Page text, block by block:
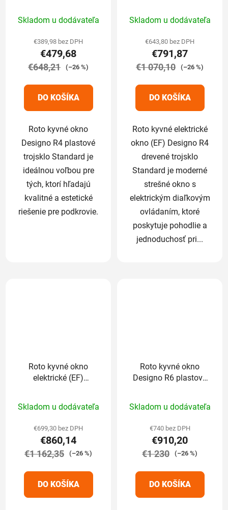
hodnotenie
produktu
je
5,0
5
hviezdičiek.
Skladom u dodávateľa
€389,98 bez DPH
€479,68
€648,21 (–26 %)
DO KOŠÍKA
Roto kyvné okno
Designo R4 plastové
trojsklo Standard je
ideálnou voľbou pre
tých, ktorí hľadajú
kvalitné a estetické
riešenie pre podkrovie.
74/98 cmhodnotenie
produktu
je
5,0
5
hviezdičiek.
Skladom u dodávateľa
€643,80 bez DPH
€791,87
€1 070,10 (–26 %)
DO KOŠÍKA
Roto kyvné elektrické
okno (EF) Designo R4
drevené trojsklo
Standard je moderné
strešné okno s
elektrickým diaľkovým
ovládaním, ktoré
poskytuje pohodlie a
jednoduchosť pri...
Roto kyvné okno
elektrické (EF)
74/98 cmhodnotenie
produktu
je
5,0
5
hviezdičiek.
Skladom u dodávateľa
€699,30 bez DPH
€860,14
€1 162,35 (–26 %)
DO KOŠÍKA
Roto kyvné okno
Designo R6 plastové
hodnotenie
produktu
je
5,0
5
hviezdičiek.
Skladom u dodávateľa
€740 bez DPH
€910,20
€1 230 (–26 %)
DO KOŠÍKA